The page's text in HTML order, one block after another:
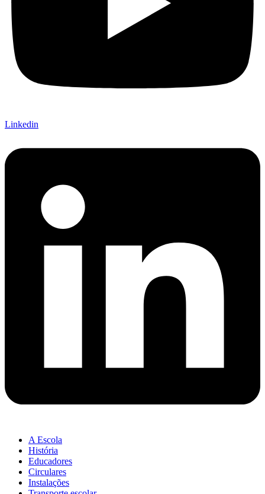
Linkedin
A Escola
História
Educadores
Circulares
Instalações